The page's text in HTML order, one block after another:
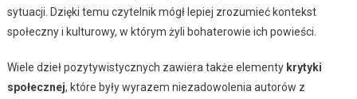
sytuacji. Dzięki temu czytelnik mógł lepiej zrozumieć kontekst
społeczny i kulturowy, w którym żyli bohaterowie ich powieści.
Wiele dzieł pozytywistycznych zawiera także elementy krytyki
społecznej, które były wyrazem niezadowolenia autorów z